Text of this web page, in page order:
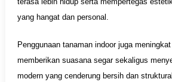
yang hangat dan personal.
Penggunaan tanaman indoor juga
memberikan suasana segar sekaligus
modern yang cenderung bersih dan